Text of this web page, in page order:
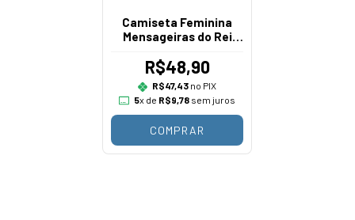
Camiseta Feminina
Mensageiras do Rei
R$48,90
R$47,43 no PIX
5x de R$9,78 sem juros
COMPRAR